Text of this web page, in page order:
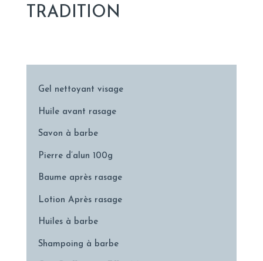
TRADITION
Gel nettoyant visage
Huile avant rasage
Savon à barbe
Pierre d’alun 100g
Baume après rasage
Lotion Après rasage
Huiles à barbe
Shampoing à barbe